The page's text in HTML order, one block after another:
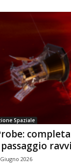
Spaziale
2026